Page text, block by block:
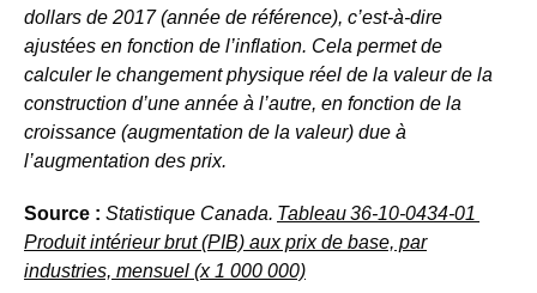
dollars de 2017 (année de référence), c’est-à-dire
ajustées en fonction de l’inflation. Cela permet de
calculer le changement physique réel de la valeur de la
construction d’une année à l’autre, en fonction de la
croissance (augmentation de la valeur) due à
l’augmentation des prix.
Source : Statistique Canada. Tableau36-10-0434-01
Produit intérieur brut (PIB) aux prix de base, par
industries, mensuel (x 1 000 000)